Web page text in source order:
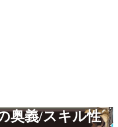
奥義/スキル性